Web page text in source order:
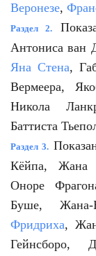
Веронезе,
Раздел 2.
Антониса ван
Яна Стена,
Вермеера,
Никола
Баттиста
Раздел 3.
Кёйпа, Жана
Оноре
Буше, Жана-
Фридриха,
Гейнсборо,